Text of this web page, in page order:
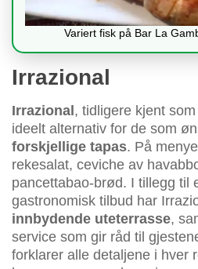
Variert fisk på Bar La
Irrazional
Irrazional, tidligere kjent
ideelt alternativ for de som
forskjellige tapas. På
rekesalat, ceviche av
pancettabao-brød. I tillegg til
gastronomisk tilbud har
innbydende uteterrasse,
service som gir råd til
forklarer alle detaljene i hver